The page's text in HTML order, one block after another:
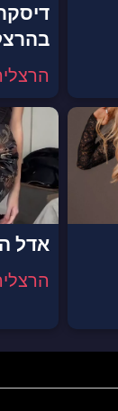
אדל